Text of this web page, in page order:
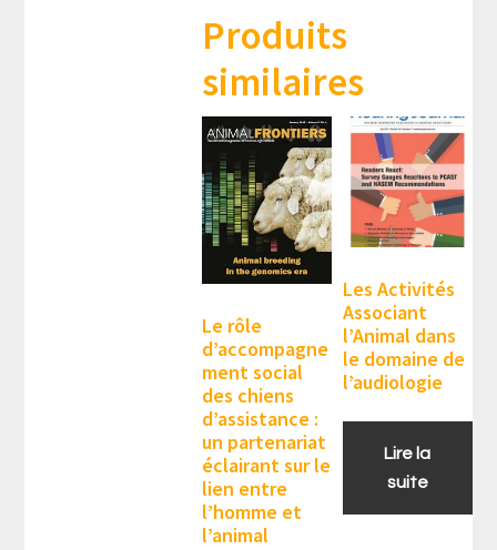
Produits
similaires
Le rôle
d’accompagne
ment social
des chiens
d’assistance :
un partenariat
éclairant sur le
lien entre
l’homme et
l’animal
Les Activités
Associant
l’Animal dans
le domaine de
l’audiologie
Lire la
suite